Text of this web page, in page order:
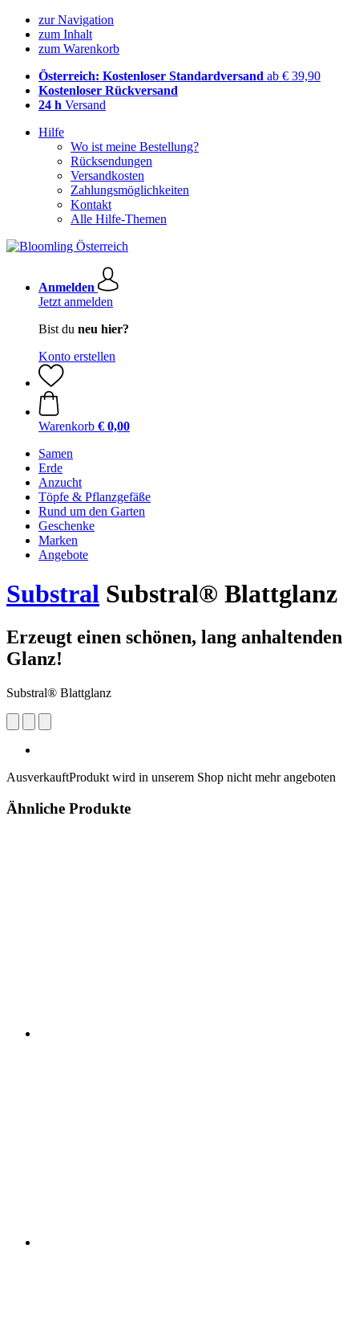
zur Navigation
zum Inhalt
zum Warenkorb
Österreich: Kostenloser Standardversand ab € 39,90
Kostenloser Rückversand
24 h Versand
Hilfe
Wo ist meine Bestellung?
Rücksendungen
Versandkosten
Zahlungsmöglichkeiten
Kontakt
Alle Hilfe-Themen
Anmelden
Jetzt anmelden
Bist du neu hier?
Konto erstellen
Warenkorb € 0,00
Samen
Erde
Anzucht
Töpfe & Pflanzgefäße
Rund um den Garten
Geschenke
Marken
Angebote
Substral Substral® Blattglanz
Erzeugt einen schönen, lang anhaltenden
Glanz!
Substral® Blattglanz
AusverkauftProdukt wird in unserem Shop nicht mehr angeboten
Ähnliche Produkte